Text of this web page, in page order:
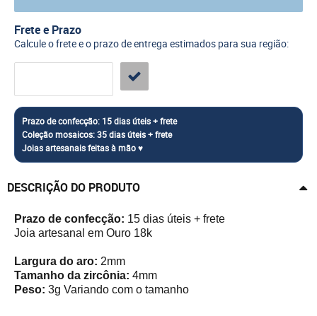
Frete e Prazo
Calcule o frete e o prazo de entrega estimados para sua região:
DESCRIÇÃO DO PRODUTO
Prazo de confecção: 15 dias úteis + frete
Joia artesanal em Ouro 18k
Largura do aro: 2mm
Tamanho da zircônia: 4mm
Peso: 3g Variando com o tamanho